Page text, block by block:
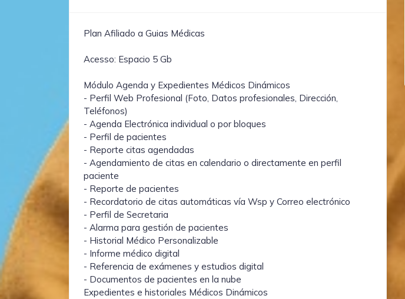
Plan Afiliado a Guias Médicas
Acesso: Espacio 5 Gb
Módulo Agenda y Expedientes Médicos Dinámicos
- Perfil Web Profesional (Foto, Datos profesionales, Dirección,
Teléfonos)
- Agenda Electrónica individual o por bloques
- Perfil de pacientes
- Reporte citas agendadas
- Agendamiento de citas en calendario o directamente en perfil
paciente
- Reporte de pacientes
- Recordatorio de citas automáticas vía Wsp y Correo electrónico
- Perfil de Secretaria
- Alarma para gestión de pacientes
- Historial Médico Personalizable
- Informe médico digital
- Referencia de exámenes y estudios digital
- Documentos de pacientes en la nube
Expedientes e historiales Médicos Dinámicos